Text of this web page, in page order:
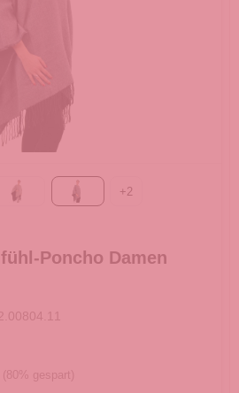
beige grau
+2
Poncho Damen
(80% gespart)